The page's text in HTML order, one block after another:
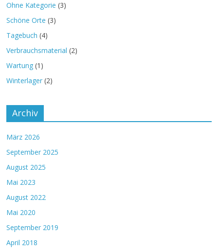
Ohne Kategorie (3)
Schöne Orte (3)
Tagebuch (4)
Verbrauchsmaterial (2)
Wartung (1)
Winterlager (2)
Archiv
März 2026
September 2025
August 2025
Mai 2023
August 2022
Mai 2020
September 2019
April 2018